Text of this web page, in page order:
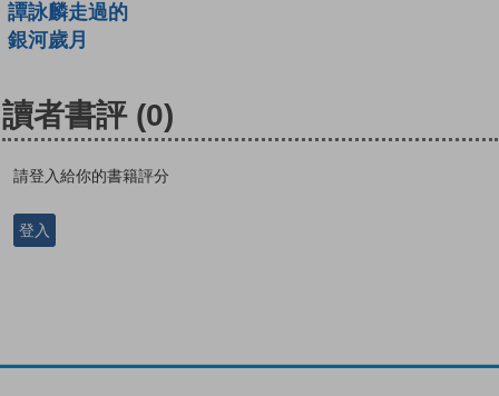
譚詠麟走過的
銀河歲月
讀者書評 (0)
請登入給你的書籍評分
登入